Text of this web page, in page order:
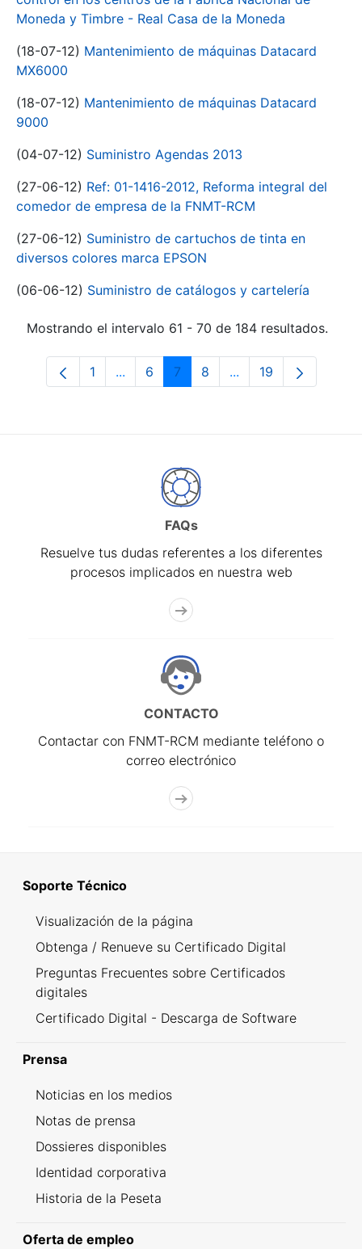
Moneda y Timbre - Real Casa de la Moneda
(18-07-12) Mantenimiento de máquinas Datacard
MX6000
(18-07-12) Mantenimiento de máquinas Datacard
9000
(04-07-12) Suministro Agendas 2013
(27-06-12) Ref: 01-1416-2012, Reforma integral del
comedor de empresa de la FNMT-RCM
(27-06-12) Suministro de cartuchos de tinta en
diversos colores marca EPSON
(06-06-12) Suministro de catálogos y cartelería
Mostrando el intervalo 61 - 70 de 184 resultados.
Página
1 ...Páginas intermedias Use TAB para
Página
6 Página
7 Página
8 ...Páginas intermedias
Página
19
FAQs
Resuelve tus dudas referentes a los diferentes
procesos implicados en nuestra web
CONTACTO
Contactar con FNMT-RCM mediante teléfono o
correo electrónico
Soporte Técnico
Visualización de la página
Obtenga / Renueve su Certificado Digital
Preguntas Frecuentes sobre Certificados
digitales
Certificado Digital - Descarga de Software
Prensa
Noticias en los medios
Notas de prensa
Dossieres disponibles
Identidad corporativa
Historia de la Peseta
Oferta de empleo